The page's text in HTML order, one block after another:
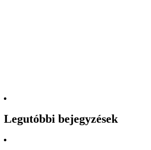
Legutóbbi bejegyzések